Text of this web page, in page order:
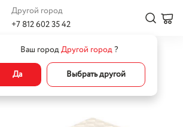
Другой город
+7 812 602 35 42
Ваш городДругой город?
Да Выбрать другой
Кровати Матрасы Матрас Комфорт 6